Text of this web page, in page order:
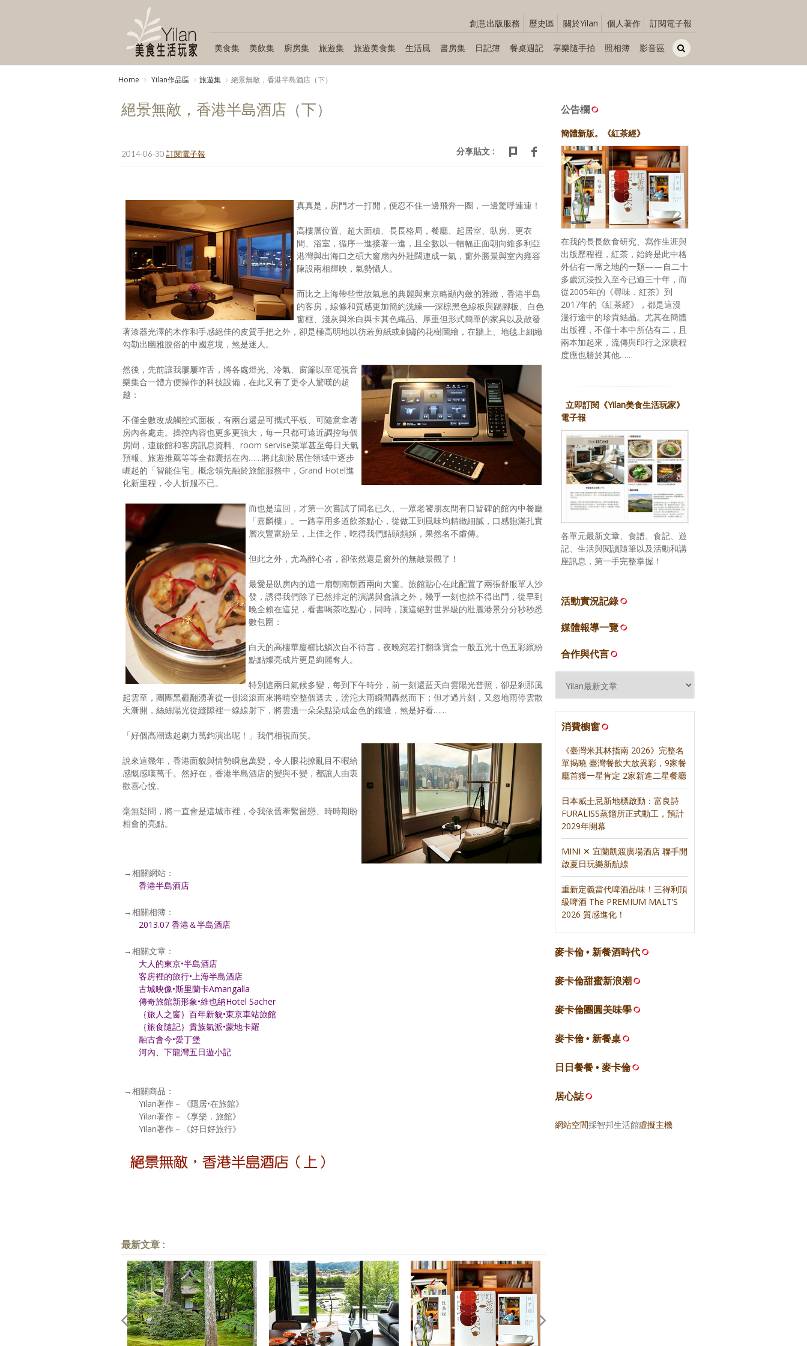
創意出版服務 歷史區 關於Yilan 個人著作 訂閱電子報
美食集 美飲集 廚房集 旅遊集 旅遊美食集 生活風 書房集 日記簿 餐桌週記 享樂隨手拍 照相簿 影音區
Home Yilan作品區 旅遊集 絕景無敵，香港半島酒店（下）
絕景無敵，香港半島酒店（下）
2014-06-30 訂閱電子報 分享貼文 :
真真是，房門才一打開，便忍不住一邊飛奔一圈，一邊驚呼連連！
高樓層位置、超大面積、長長格局，餐廳、起居室、臥房、更衣
間、浴室，循序一進接著一進，且全數以一幅幅正面朝向維多利亞
港灣與出海口之碩大窗扇內外壯闊連成一氣，窗外勝景與室內雍容
陳設兩相輝映，氣勢懾人。
而比之上海帶些世故氣息的典麗與東京略顯內斂的雅緻，香港半島
的客房，線條和質感更加簡約洗練──深棕黑色線板與踢腳板、白色
窗框、淺灰與米白與卡其色織品、厚重但形式簡單的家具以及散發
著漆器光澤的木作和手感絕佳的皮質手把之外，卻是極高明地以彷若剪紙或刺繡的花樹圖繪，在牆上、地毯上細緻
勾勒出幽雅脫俗的中國意境，煞是迷人。
然後，先前讓我屢屢咋舌，將各處燈光、冷氣、窗簾以至電視音
樂集合一體方便操作的科技設備，在此又有了更令人驚嘆的超
越：
不僅全數改成觸控式面板，有兩台還是可攜式平板、可隨意拿著
房內各處走。操控內容也更多更強大，每一只都可遠近調控每個
房間，連旅館和客房訊息資料、room servise菜單甚至每日天氣
預報、旅遊推薦等等全都囊括在內……將此刻於居住領域中逐步
崛起的「智能住宅」概念領先融於旅館服務中，Grand Hotel進
化新里程，令人折服不已。
而也是這回，才第一次嘗試了聞名已久、一眾老饕朋友間有口皆碑的館內中餐廳
「嘉麟樓」。一路享用多道飲茶點心，從做工到風味均精緻細膩，口感飽滿扎實
層次豐富紛呈，上佳之作，吃得我們點頭頻頻，果然名不虛傳。
但此之外，尤為醉心者，卻依然還是窗外的無敵景觀了！
最愛是臥房內的這一扇朝南朝西兩向大窗。旅館貼心在此配置了兩張舒服單人沙
發，誘得我們除了已然排定的演講與會議之外，幾乎一刻也捨不得出門，從早到
晚全賴在這兒，看書喝茶吃點心，同時，讓這絕對世界級的壯麗港景分分秒秒悉
數包圍：
白天的高樓華廈櫛比鱗次自不待言，夜晚宛若打翻珠寶盒一般五光十色五彩繽紛
點點燦亮成片更是絢麗奪人。
特別這兩日氣候多變，每到下午時分，前一刻還藍天白雲陽光普照，卻是剎那風
起雲至，團團黑霾翻湧著從一側滾滾而來將晴空整個遮去，滂沱大雨瞬間轟然而下；但才過片刻，又忽地雨停雲散
天漸開，絲絲陽光從縫隙裡一線線射下，將雲邊一朵朵點染成金色的鑲邊，煞是好看……
「好個高潮迭起劇力萬鈞演出呢！」我們相視而笑。
說來這幾年，香港面貌與情勢瞬息萬變，令人眼花撩亂目不暇給
感慨感嘆萬千。然好在，香港半島酒店的變與不變，都讓人由衷
歡喜心悅。
毫無疑問，將一直會是這城市裡，令我依舊牽繫留戀、時時期盼
相會的亮點。
→相關網站：
香港半島酒店
→相關相簿：
2013.07 香港＆半島酒店
→相關文章：
大人的東京•半島酒店
客房裡的旅行•上海半島酒店
古城映像•斯里蘭卡Amangalla
傳奇旅館新形象•維也納Hotel Sacher
｛旅人之窗｝百年新貌•東京車站旅館
｛旅食隨記｝貴族氣派•蒙地卡羅
融古會今•愛丁堡
河內、下龍灣五日遊小記
→相關商品：
Yilan著作－《隱居•在旅館》
Yilan著作－《享樂．旅館》
Yilan著作－《好日好旅行》
最新文章 :
公告欄
簡體新版。《紅茶經》
在我的長長飲食研究、寫作生涯與
出版歷程裡，紅茶，始終是此中格
外佔有一席之地的一類——自二十
多歲沉浸投入至今已逾三十年，而
從2005年的《尋味．紅茶》到
2017年的《紅茶經》，都是這漫
漫行途中的珍貴結晶。尤其在簡體
出版裡，不僅十本中所佔有二，且
兩本加起來，流傳與印行之深廣程
度應也勝於其他……
立即訂閱《Yilan美食生活玩家》
電子報
各單元最新文章、食譜、食記、遊
記、生活與閱讀隨筆以及活動和講
座訊息，第一手完整掌握！
活動實況記錄
媒體報導一覽
合作與代言
消費櫥窗
《臺灣米其林指南 2026》完整名
單揭曉 臺灣餐飲大放異彩，9家餐
廳首獲一星肯定 2家新進二星餐廳
日本威士忌新地標啟動：富良詩
FURALISS蒸餾所正式動工，預計
2029年開幕
MINI ✕ 宜蘭凱渡廣場酒店 聯手開
啟夏日玩樂新航線
重新定義當代啤酒品味！三得利頂
級啤酒 The PREMIUM MALT’S
2026 質感進化！
麥卡倫 • 新餐酒時代
麥卡倫甜蜜新浪潮
麥卡倫團圓美味學
麥卡倫 • 新餐桌
日日餐餐 • 麥卡倫
居心誌
網站空間採智邦生活館虛擬主機